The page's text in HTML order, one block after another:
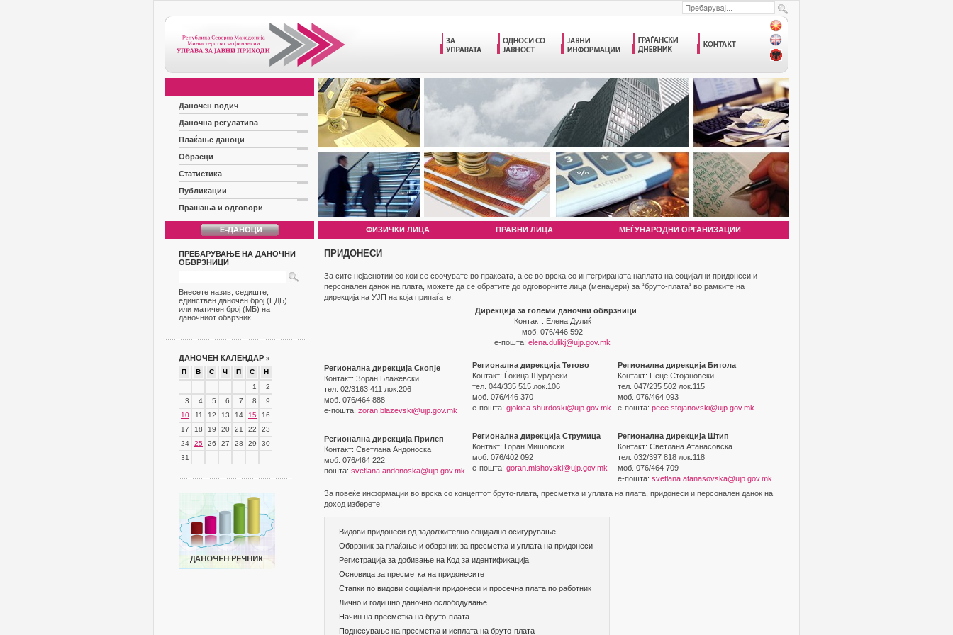
Даночен водич
Даночна регулатива
Плаќање даноци
Обрасци
Статистика
Публикации
Прашања и одговори
ФИЗИЧКИ ЛИЦА ПРАВНИ ЛИЦА МЕЃУНАРОДНИ ОРГАНИЗАЦИИ
ПРЕБАРУВАЊЕ НА ДАНОЧНИ
ОБВРЗНИЦИ
Внесете назив, седиште,
единствен даночен број (ЕДБ)
или матичен број (МБ) на
даночниот обврзник
ДАНОЧЕН КАЛЕНДАР »
П В С Ч П С
Н
1
2
3
4 5 6 7 8
9
10
11 12 13 14 15
16
17
18 19 20 21 22
23
24
25 26 27 28 29
30
31
ПРИДОНЕСИ
За сите нејаснотии со кои се соочувате во праксата, а се во врска со интегрираната наплата на социјални придонеси и
персонален данок на плата, можете да се обратите до одговорните лица (менаџери) за “бруто-плата“ во рамките на
дирекција на УЈП на која припаѓате:
Дирекција за големи даночни обврзници
Контакт: Елена Дулиќ
моб. 076/446 592
е-пошта: elena.dulikj@ujp.gov.mk
Регионална дирекција Скопје
Контакт: Зоран Блажевски
тел. 02/3163 411 лок.206
моб. 076/464 888
е-пошта: zoran.blazevski@ujp.gov.mk
Регионална дирекција Тетово
Контакт: Ѓокица Шурдоски
тел. 044/335 515 лок.106
моб. 076/446 370
е-пошта: gjokica.shurdoski@ujp.gov.mk
Регионална дирекција Битола
Контакт: Пеце Стојановски
тел. 047/235 502 лок.115
моб. 076/464 093
е-пошта: pece.stojanovski@ujp.gov.mk
Регионална дирекција Прилеп
Контакт: Светлана Андоноска
моб. 076/464 222
пошта: svetlana.andonoska@ujp.gov.mk
Регионална дирекција Струмица
Контакт: Горан Мишовски
моб. 076/402 092
е-пошта: goran.mishovski@ujp.gov.mk
Регионална дирекција Штип
Контакт: Светлана Атанасовска
тел. 032/397 818 лок.118
моб. 076/464 709
е-пошта: svetlana.atanasovska@ujp.gov.mk
За повеќе информации во врска со концептот бруто-плата, пресметка и уплата на плата, придонеси и персонален данок на
доход изберете:
Видови придонеси од задолжително социјално осигурување
Обврзник за плаќање и обврзник за пресметка и уплата на придонеси
Регистрација за добивање на Код за идентификација
Основица за пресметка на придонесите
Стапки по видови социјални придонеси и просечна плата по работник
Лично и годишно даночно ослободување
Начин на пресметка на бруто-плата
Поднесување на пресметка и исплата на бруто-плата